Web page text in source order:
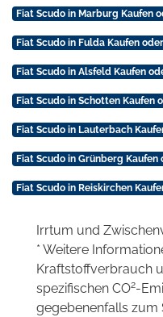
Fiat Scudo in Marburg Kaufen
Fiat Scudo in Fulda Kaufen
Fiat Scudo in Alsfeld Kaufen
Fiat Scudo in Schotten Kaufen
Fiat Scudo in Lauterbach
Fiat Scudo in Grünberg Kaufen
Fiat Scudo in Reiskirchen
Irrtum und
* Weitere
Kraftstoffverbrauch
spezifischen CO2-
gegebenenfalls